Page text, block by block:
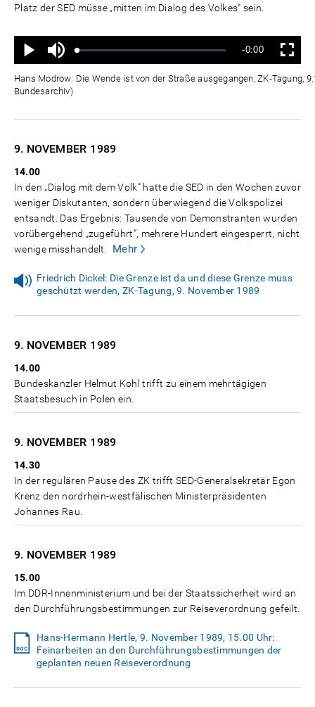
Platz der SED müsse „mitten im Dialog des Volkes“ sein.
Wiedergabe
Ton
aus
Geladen:
Status:
Verbleibende
Zeit
-0:00 Vollbild
Hans Modrow: Die Wende ist von der Straße ausgegangen, ZK-Tagung,
Bundesarchiv)
9. NOVEMBER 1989
14.00
In den „Dialog mit dem Volk“ hatte die SED in den Wochen zuvor
weniger Diskutanten, sondern überwiegend die Volkspolizei
entsandt. Das Ergebnis: Tausende von Demonstranten wurden
vorübergehend „zugeführt“, mehrere Hundert eingesperrt, nicht
wenige misshandelt.
Mehr
Friedrich Dickel: Die Grenze ist da und diese Grenze muss
geschützt werden, ZK-Tagung, 9. November 1989
9. NOVEMBER 1989
14.00
Bundeskanzler Helmut Kohl trifft zu einem mehrtägigen
Staatsbesuch in Polen ein.
9. NOVEMBER 1989
14.30
In der regulären Pause des ZK trifft SED-Generalsekretär Egon
Krenz den nordrhein-westfälischen Ministerpräsidenten
Johannes Rau.
9. NOVEMBER 1989
15.00
Im DDR-Innenministerium und bei der Staatssicherheit wird an
den Durchführungsbestimmungen zur Reiseverordnung gefeilt.
Hans-Hermann Hertle, 9. November 1989, 15.00 Uhr:
Feinarbeiten an den Durchführungsbestimmungen der
geplanten neuen Reiseverordnung